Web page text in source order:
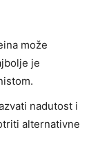
može
je
nadutost i
alternativne